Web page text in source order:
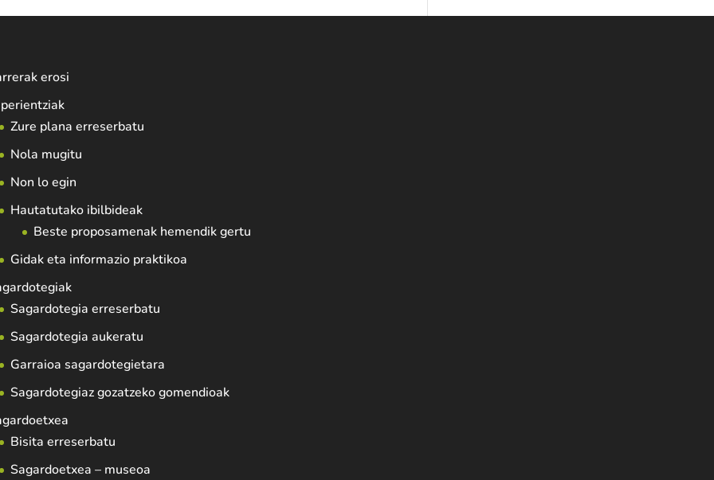
erosi
Zure plana erreserbatu
Nola mugitu
Non lo egin
Hautatutako ibilbideak
Beste proposamenak hemendik gertu
Gidak eta informazio praktikoa
Sagardotegia erreserbatu
Sagardotegia aukeratu
Garraioa sagardotegietara
Sagardotegiaz gozatzeko gomendioak
Bisita erreserbatu
Sagardoetxea – museoa